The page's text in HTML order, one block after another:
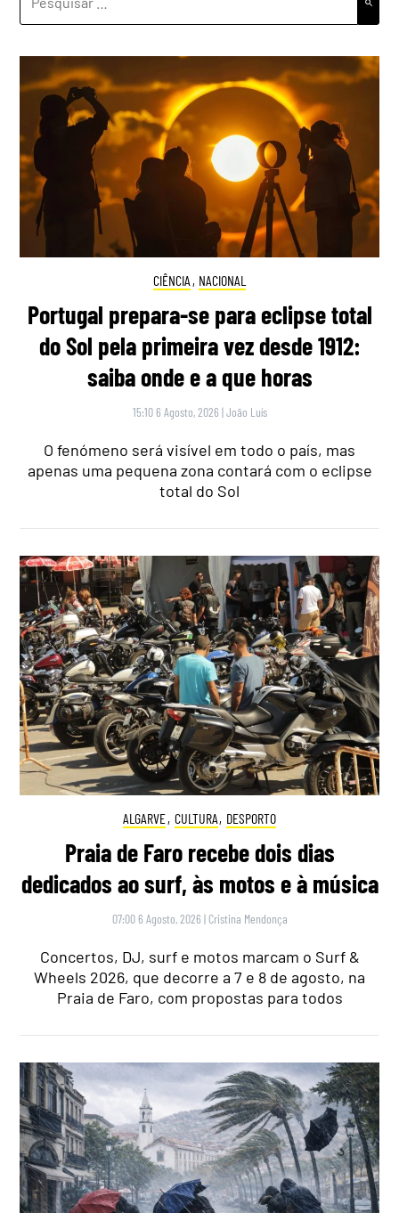
POR:
CIÊNCIA , NACIONAL
Portugal prepara-se para eclipse total
do Sol pela primeira vez desde 1912:
saiba onde e a que horas
15:10 6 Agosto, 2026 |João Luís
O fenómeno será visível em todo o país, mas
apenas uma pequena zona contará com o eclipse
total do Sol
ALGARVE, CULTURA, DESPORTO
Praia de Faro recebe dois dias
dedicados ao surf, às motos e à música
07:00 6 Agosto, 2026 | Cristina Mendonça
Concertos, DJ, surf e motos marcam o Surf &
Wheels 2026, que decorre a 7 e 8 de agosto, na
Praia de Faro, com propostas para todos